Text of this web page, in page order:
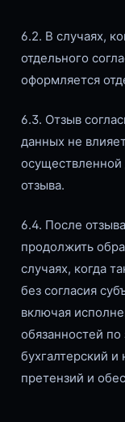
6.2. В случаях,
отдельного
оформляется
6.3. Отзыв
данных не
осуществленной
отзыва.
6.4. После
продолжить
случаях, когда
без согласия
включая
обязанностей по
бухгалтерский
претензий и